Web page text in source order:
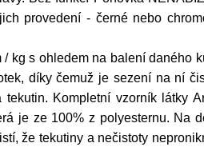
provedení - černé nebo
kg s ohledem na balení daného
díky čemuž je sezení na ní
Kompletní vzorník látky
je ze 100% z polyesternu. Na
že tekutiny a nečistoty